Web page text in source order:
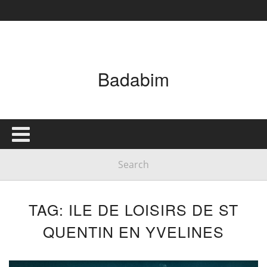
Badabim
TAG: ILE DE LOISIRS DE ST
QUENTIN EN YVELINES